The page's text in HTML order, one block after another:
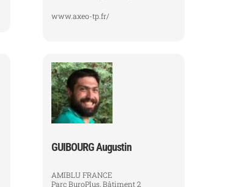
www.axeo-tp.fr/
GUIBOURG Augustin
AMIBLU FRANCE
Parc BuroPlus, Bâtiment 2